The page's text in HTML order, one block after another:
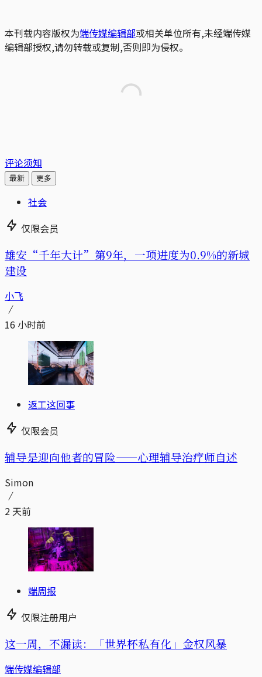
本刊载内容版权为端传媒编辑部或相关单位所有,未经端传媒
编辑部授权,请勿转载或复制,否则即为侵权。
评论须知
最新 更多
社会
仅限会员
雄安“千年大计”第9年，一项进度为0.9%的新城
建设
小飞
16 小时前
返工这回事
仅限会员
辅导是迎向他者的冒险——心理辅导治疗师自述
Simon
2 天前
端周报
仅限注册用户
这一周，不漏读：「世界杯私有化」金权风暴
端传媒编辑部